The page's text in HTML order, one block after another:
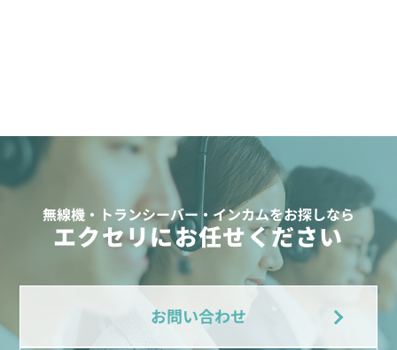
無線機・トランシーバー・インカムをお探しなら
エクセリにお任せください
お問い合わせ